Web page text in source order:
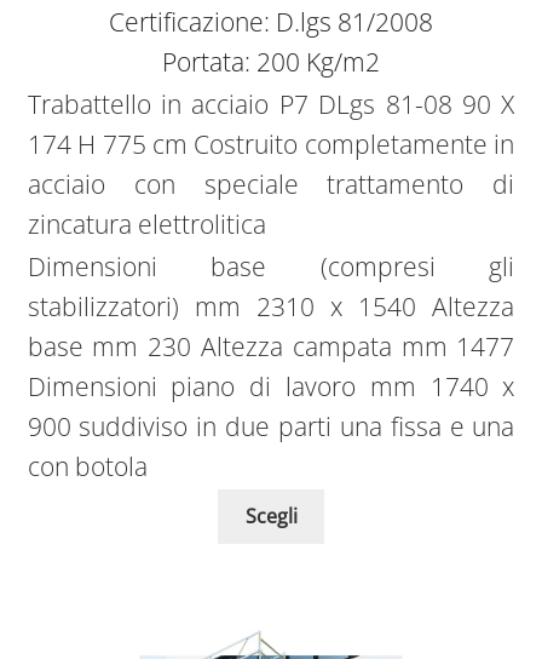
Certificazione: D.lgs 81/2008
Portata: 200 Kg/m2
Trabattello in acciaio P7 DLgs 81-08 90 X
174 H 775 cm Costruito completamente in
acciaio con speciale trattamento di
zincatura elettrolitica
Dimensioni base (compresi gli
stabilizzatori) mm 2310 x 1540 Altezza
base mm 230 Altezza campata mm 1477
Dimensioni piano di lavoro mm 1740 x
900 suddiviso in due parti una fissa e una
con botola
Scegli